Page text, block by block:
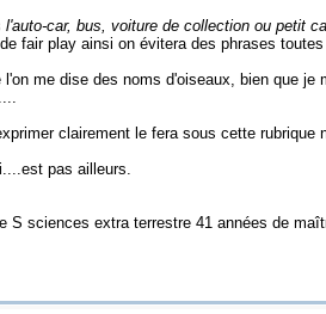
l'auto-car, bus, voiture de collection ou petit
fair play ainsi on évitera des phrases
l'on me dise des noms d'oiseaux, bien que
clairement le fera sous cette rubrique
pas ailleurs.
S sciences extra terrestre 41 années de